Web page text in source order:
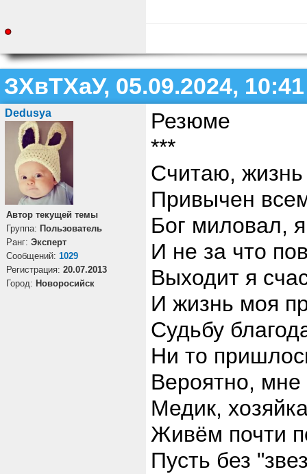
ЗХвТХаУ, 05.09.2024, 10:41
Dedusya
Автор текущей темы
Группа: Пользователь
Ранг: Эксперт
Cообщений: 1029
Регистрация: 20.07.2013
Город: Новоросийск
Резюме
***
Считаю,
Привычен
Бог миловал,
И не за что
Выходит я
И жизнь моя
Судьбу
Ни то
Вероятно, мне
Медик,
Живём почти
Пусть без